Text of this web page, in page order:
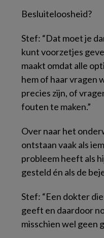
Besluiteloosheid?
Stef: “Dat moet je
kunt voorzetjes
maakt omdat alle
hem of haar vragen
precies zijn, of
fouten te maken.”
Over naar het
ontstaan vaak als
probleem heeft als
gesteld én als de
Stef: “Een dokter
geeft en daardoor
misschien wel geen